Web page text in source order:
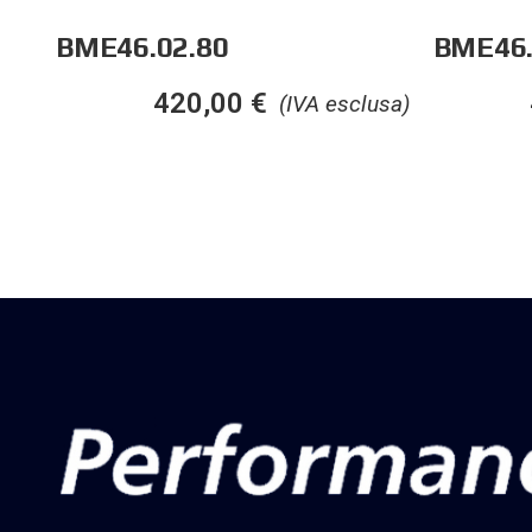
BME46.02.80
(IVA esclusa)
420,00 €